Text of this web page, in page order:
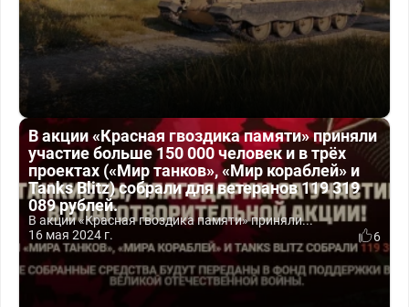
В акции «Красная гвоздика памяти» приняли
участие больше 150 000 человек и в трёх
проектах («Мир танков», «Мир кораблей» и
Tanks Blitz) собрали для ветеранов 119 319
089 рублей.
В акции «Красная гвоздика памяти» приняли...
16 мая 2024 г.
6